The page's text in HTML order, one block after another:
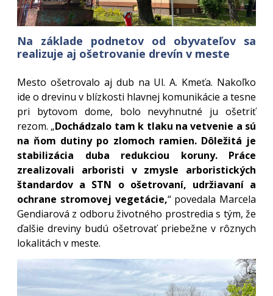
Na základe podnetov od obyvateľov sa
realizuje aj ošetrovanie drevín v meste
Mesto ošetrovalo aj dub na Ul. A. Kmeťa. Nakoľko
ide o drevinu v blízkosti hlavnej komunikácie a tesne
pri bytovom dome, bolo nevyhnutné ju ošetriť
rezom. „Dochádzalo tam k tlaku na vetvenie a sú
na ňom dutiny po zlomoch ramien. Dôležitá je
stabilizácia duba redukciou koruny. Práce
zrealizovali arboristi v zmysle arboristických
štandardov a STN o ošetrovaní, udržiavaní a
ochrane stromovej vegetácie,“ povedala Marcela
Gendiarová z odboru životného prostredia s tým, že
ďalšie dreviny budú ošetrovať priebežne v rôznych
lokalitách v meste.